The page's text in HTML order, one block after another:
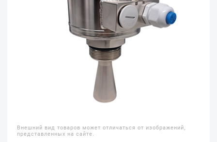
Внешний вид товаров может отличаться от изображений,
представленных на сайте.